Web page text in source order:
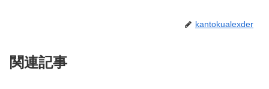
kantokualexder
関連記事